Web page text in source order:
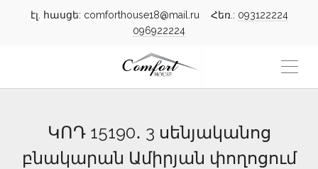
էլ. հասցե: comforthouse18@mail.ru Հեռ.: 093122224
096922224
ԿՈԴ 15190․ 3 սենյականոց
բնակարան Ամիրյան փողոցում